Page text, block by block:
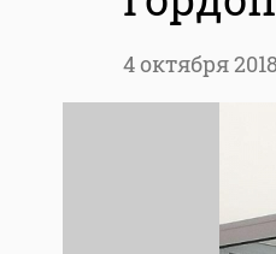
4 октября